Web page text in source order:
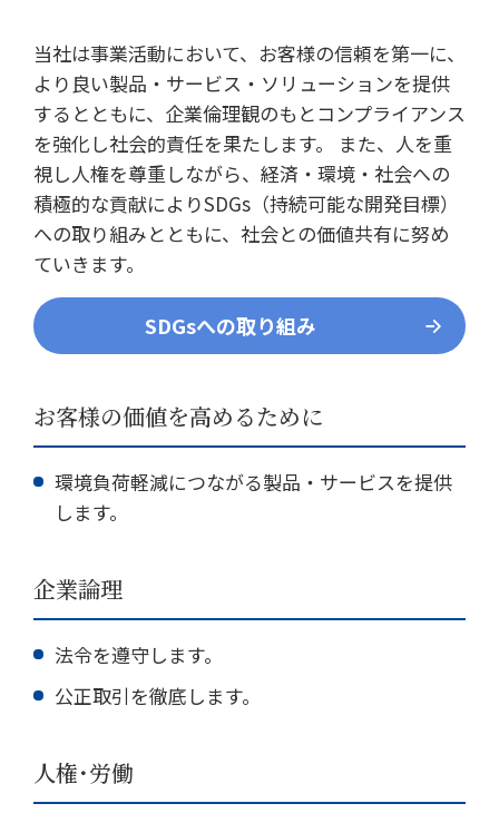
募集要項
会社案内
ご挨拶
会社概要
会社組織図
会社沿革
事業所一覧
関連会社
環境への取り組み
お知らせ
プライバシーポリシー
03-6850-9900
当社は事業活動において、お客様の信頼を第一に、
より良い製品・サービス・ソリューションを提供
するとともに、企業倫理観のもとコンプライアンス
を強化し社会的責任を果たします。 また、人を重
視し人権を尊重しながら、経済・環境・社会への
積極的な貢献によりSDGs（持続可能な開発目標）
への取り組みとともに、社会との価値共有に努め
ていきます。
SDGsへの取り組み
お客様の価値を高めるために
環境負荷軽減につながる製品・サービスを提供
します。
企業論理
法令を遵守します。
公正取引を徹底します。
人権・労働